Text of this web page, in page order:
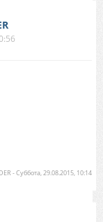
-Суббота, 29.08.2015, 10:14